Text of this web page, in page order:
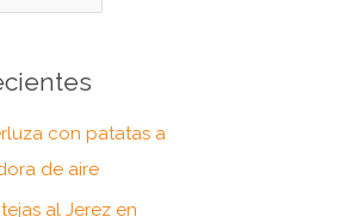
con patatas a
de aire
al Jerez en